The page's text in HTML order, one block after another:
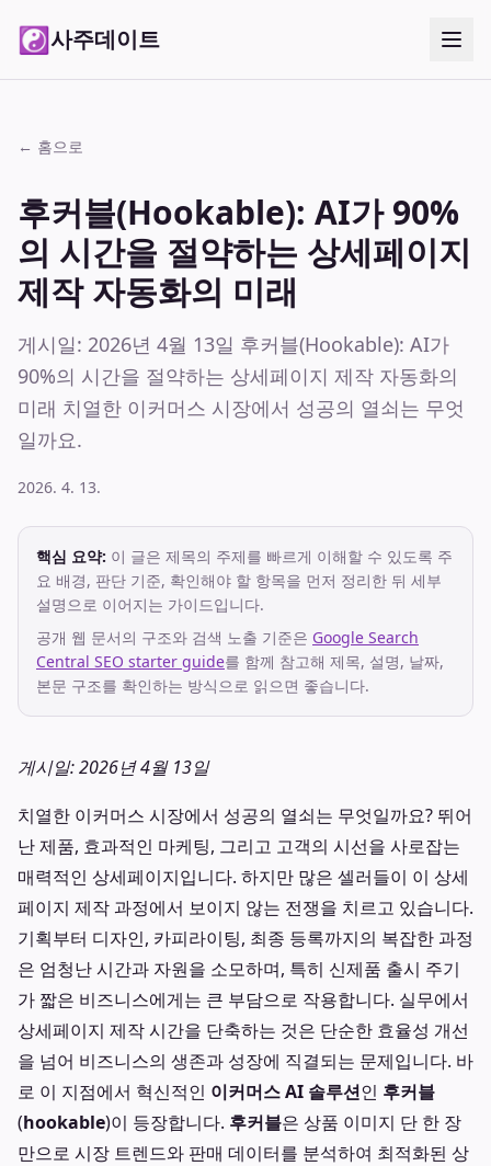
☯사주데이트
← 홈으로
후커블(Hookable): AI가 90%
의 시간을 절약하는 상세페이지
제작 자동화의 미래
게시일: 2026년 4월 13일 후커블(Hookable): AI가
90%의 시간을 절약하는 상세페이지 제작 자동화의
미래 치열한 이커머스 시장에서 성공의 열쇠는 무엇
일까요.
2026. 4. 13.
핵심 요약: 이 글은 제목의 주제를 빠르게 이해할 수 있도록 주
요 배경, 판단 기준, 확인해야 할 항목을 먼저 정리한 뒤 세부
설명으로 이어지는 가이드입니다.
공개 웹 문서의 구조와 검색 노출 기준은 Google Search
Central SEO starter guide를 함께 참고해 제목, 설명, 날짜,
본문 구조를 확인하는 방식으로 읽으면 좋습니다.
게시일: 2026년 4월 13일
치열한 이커머스 시장에서 성공의 열쇠는 무엇일까요? 뛰어
난 제품, 효과적인 마케팅, 그리고 고객의 시선을 사로잡는
매력적인 상세페이지입니다. 하지만 많은 셀러들이 이 상세
페이지 제작 과정에서 보이지 않는 전쟁을 치르고 있습니다.
기획부터 디자인, 카피라이팅, 최종 등록까지의 복잡한 과정
은 엄청난 시간과 자원을 소모하며, 특히 신제품 출시 주기
가 짧은 비즈니스에게는 큰 부담으로 작용합니다. 실무에서
상세페이지 제작 시간을 단축하는 것은 단순한 효율성 개선
을 넘어 비즈니스의 생존과 성장에 직결되는 문제입니다. 바
로 이 지점에서 혁신적인 이커머스 AI 솔루션인 후커블
(hookable)이 등장합니다. 후커블은 상품 이미지 단 한 장
만으로 시장 트렌드와 판매 데이터를 분석하여 최적화된 상